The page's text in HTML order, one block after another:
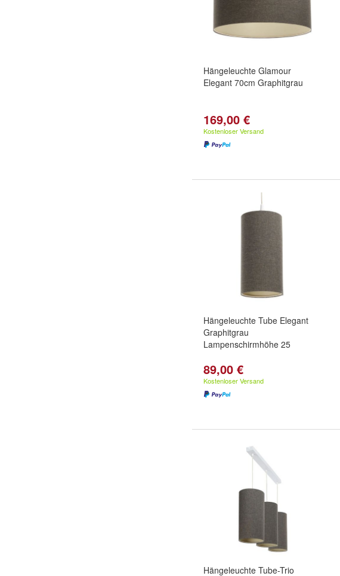
Hängeleuchte Glamour
Elegant 70cm Graphitgrau
169,00 €
Kostenloser Versand
Hängeleuchte Tube Elegant
Graphitgrau
Lampenschirmhöhe 25
89,00 €
Kostenloser Versand
Hängeleuchte Tube-Trio